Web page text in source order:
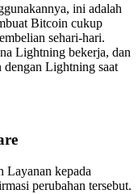
ini adalah
Bitcoin cukup
sehari-hari.
Lightning bekerja, dan
Lightning saat
Layanan kepada
perubahan tersebut.